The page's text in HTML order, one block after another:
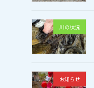
川の状況
お知らせ